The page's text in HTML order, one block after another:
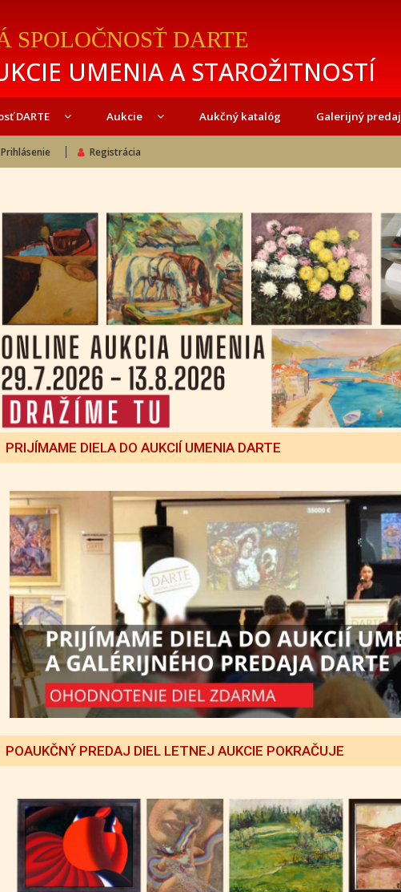
SPOLOČNOSŤ DARTE
UMENIA A STAROŽITNOSTÍ
DARTE Aukcie Aukčný katalóg Galerijný predaj
Prihlásenie Registrácia
PRIJÍMAME DIELA DO AUKCIÍ UMENIA DARTE
POAUKČNÝ PREDAJ DIEL LETNEJ AUKCIE POKRAČUJE